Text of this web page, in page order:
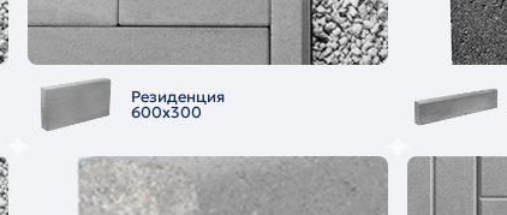
Резиденция
600х300